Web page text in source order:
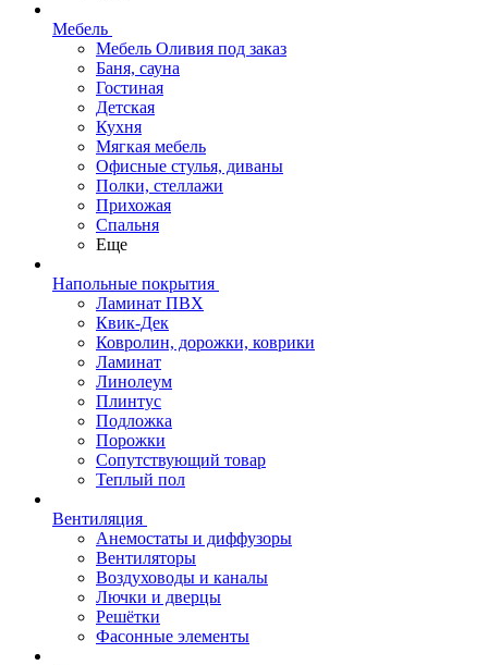
Мебель
Мебель Оливия под заказ
Баня, сауна
Гостиная
Детская
Кухня
Мягкая мебель
Офисные стулья, диваны
Полки, стеллажи
Прихожая
Спальня
Еще
Напольные покрытия
Ламинат ПВХ
Квик-Дек
Ковролин, дорожки, коврики
Ламинат
Линолеум
Плинтус
Подложка
Порожки
Сопутствующий товар
Теплый пол
Вентиляция
Анемостаты и диффузоры
Вентиляторы
Воздуховоды и каналы
Лючки и дверцы
Решётки
Фасонные элементы